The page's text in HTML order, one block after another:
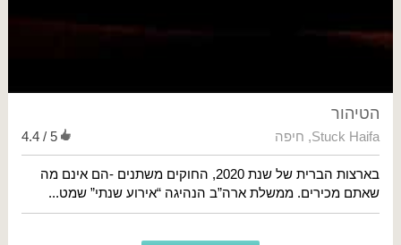
הטיהור
Stuck Haifa
, חיפה 4.4 / 5
בארצות הברית של שנת 2020, החוקים משתנים -הם אינם מה
שאתם מכירים. ממשלת ארה”ב הנהיגה “אירוע שנתי” שמט...